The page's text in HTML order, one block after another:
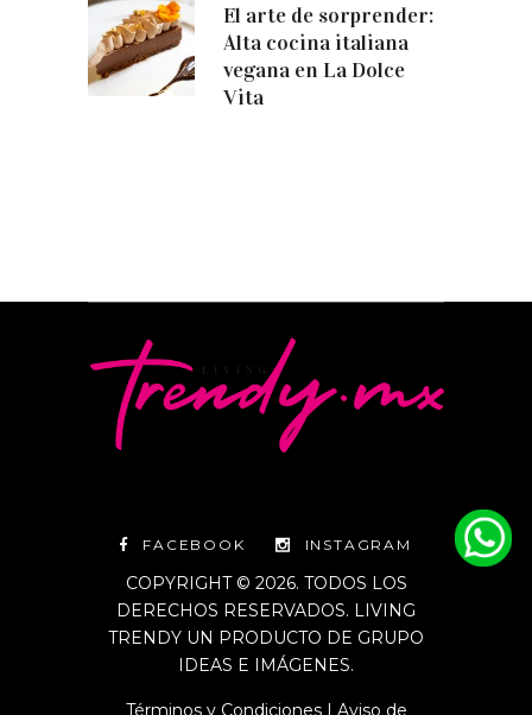
El arte de sorprender:
Alta cocina italiana
vegana en La Dolce
Vita
FACEBOOK INSTAGRAM
COPYRIGHT © 2026. TODOS LOS
DERECHOS RESERVADOS. LIVING
TRENDY UN PRODUCTO DE GRUPO
IDEAS E IMÁGENES.